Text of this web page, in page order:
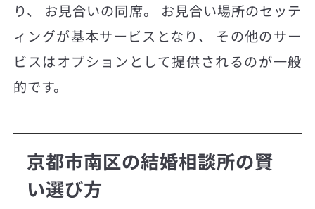
り、 お見合いの同席。 お見合い場所のセッテ
ィングが基本サービスとなり、 その他のサー
ビスはオプションとして提供されるのが一般
的です。
京都市南区の結婚相談所の賢
い選び方